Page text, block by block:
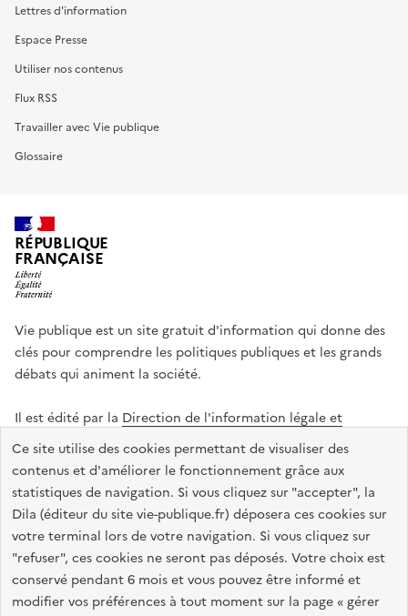
Ce site utilise des cookies permettant de visualiser des
contenus et d'améliorer le fonctionnement grâce aux
statistiques de navigation. Si vous cliquez sur "accepter", la
Dila (éditeur du site vie-publique.fr) déposera ces cookies sur
votre terminal lors de votre navigation. Si vous cliquez sur
"refuser", ces cookies ne seront pas déposés. Votre choix est
conservé pendant 6 mois et vous pouvez être informé et
modifier vos préférences à tout moment sur la page « gérer
Lettres d'information
Espace Presse
Utiliser nos contenus
Flux RSS
Travailler avec Vie publique
Glossaire
RÉPUBLIQUE
FRANÇAISE
Vie publique est un site gratuit d'information qui donne des
clés pour comprendre les politiques publiques et les grands
débats qui animent la société.
Il est édité par la Direction de l'information légale et
administrative
legifrance.gouv.fr info.gouv.fr
data.gouv.fr
service-public.gouv.fr
Accessibilité : totalement conforme Données personnelles